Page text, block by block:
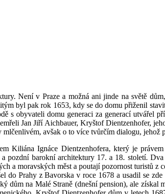
Není v Praze a možná ani jinde na světě
byl pak rok 1653, kdy se do domu přiženil
s obyvateli domu generaci za generací utvářel
Jan Jiří Aichbauer, Kryštof Dientzenhofer,
avšak o to více tvůrčím dialogu, jehož
Kiliána Ignáce Dientzenhofera, který je
pozdní barokní architektury 17. a 18. století.
a moravských měst a poutají pozornost turistů z
do Prahy z Bavorska v roce 1678 a usadil se
dům na Malé Straně (dnešní pension), ale